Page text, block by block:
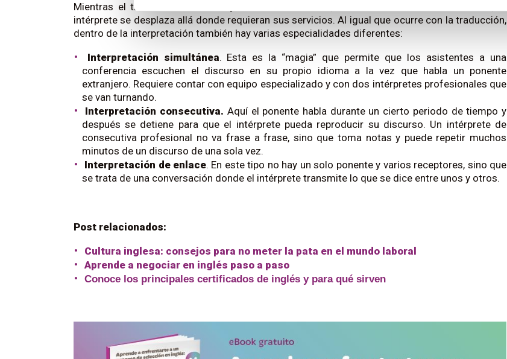
Mientras el traductor suele trabajar con su ordenador, desde casa o desde una oficina, el
intérprete se desplaza allá donde requieran sus servicios. Al igual que ocurre con la traducción,
dentro de la interpretación también hay varias especialidades diferentes:
Interpretación simultánea. Esta es la “magia” que permite que los asistentes a una
conferencia escuchen el discurso en su propio idioma a la vez que habla un ponente
extranjero. Requiere contar con equipo especializado y con dos intérpretes profesionales que
se van turnando.
Interpretación consecutiva. Aquí el ponente habla durante un cierto periodo de tiempo y
después se detiene para que el intérprete pueda reproducir su discurso. Un intérprete de
consecutiva profesional no va frase a frase, sino que toma notas y puede repetir muchos
minutos de un discurso de una sola vez.
Interpretación de enlace. En este tipo no hay un solo ponente y varios receptores, sino que
se trata de una conversación donde el intérprete transmite lo que se dice entre unos y otros.
Post relacionados:
Cultura inglesa: consejos para no meter la pata en el mundo laboral
Aprende a negociar en inglés paso a paso
Conoce los principales certificados de inglés y para qué sirven